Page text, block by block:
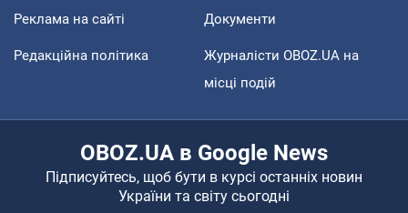
Реклама на сайті Документи
Редакційна політика
Журналісти OBOZ.UA на
місці подій
OBOZ.UA в Google News
Підписуйтесь, щоб бути в курсі останніх новин
України та світу сьогодні